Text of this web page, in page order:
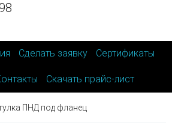
Сделать заявку Сертификаты
Скачать прайс-лист
ПНД под фланец